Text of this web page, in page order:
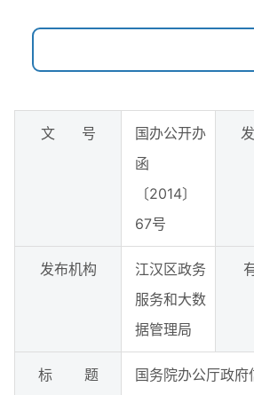
文 号
国办公开办
函
〔2014〕
67号
发布机构
江汉区政务
服务和大数
据管理局
标 题
国务院办公厅政